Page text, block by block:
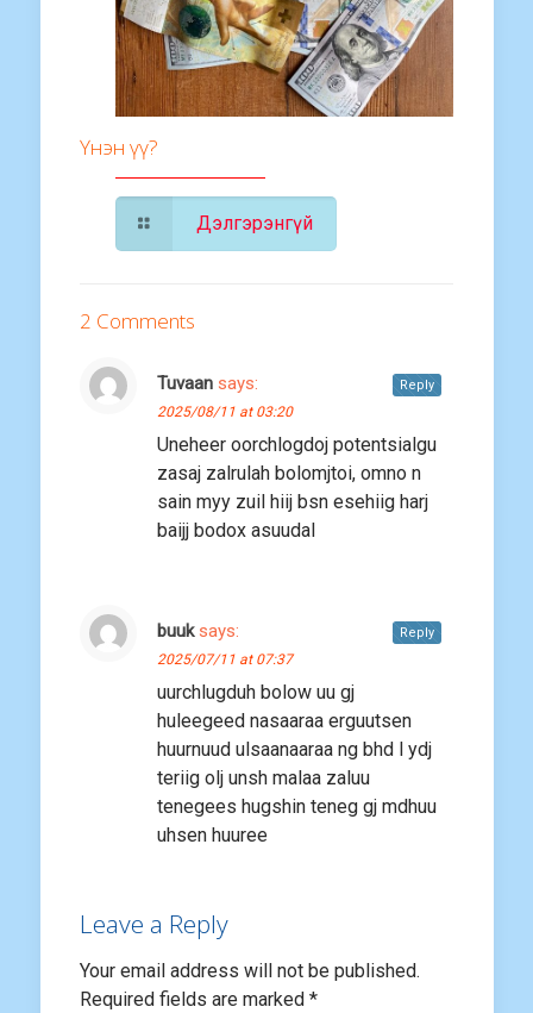
Үнэн үү?
Дэлгэрэнгүй
2 Comments
Tuvaan says:
2025/08/11 at 03:20
Uneheer oorchlogdoj potentsialgu
zasaj zalrulah bolomjtoi, omno n
sain myy zuil hiij bsn esehiig harj
baijj bodox asuudal
Reply
buuk says:
2025/07/11 at 07:37
uurchlugduh bolow uu gj
huleegeed nasaaraa erguutsen
huurnuud ulsaanaaraa ng bhd l ydj
teriig olj unsh malaa zaluu
tenegees hugshin teneg gj mdhuu
uhsen huuree
Reply
Leave a Reply
Your email address will not be published.
Required fields are marked *